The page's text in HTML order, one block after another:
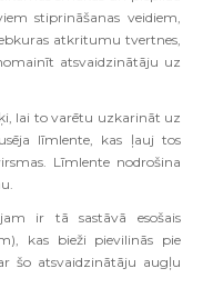
stiprināšanas veidiem,
atkritumu tvertnes,
atsvaidzinātāju uz
lai to varētu uzkarināt uz
līmlente, kas ļauj tos
Līmlente nodrošina
ir tā sastāvā esošais
kas bieži pievilinās pie
šo atsvaidzinātāju augļu